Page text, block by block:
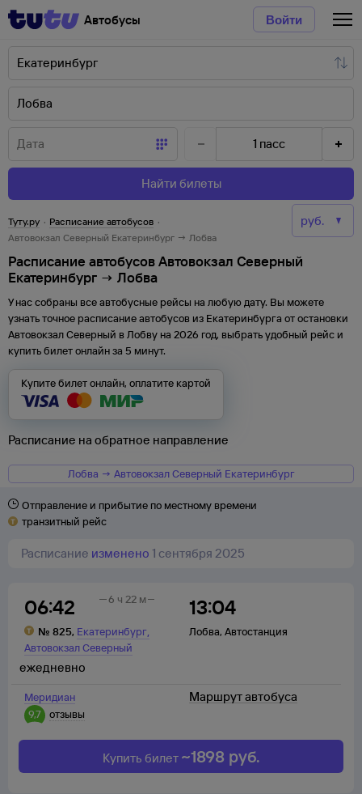
Автобусы Войти
1 пасс
Найти билеты
Туту.ру · Расписание автобусов ·
Автовокзал Северный Екатеринбург → Лобва
Расписание автобусов Автовокзал Северный
Екатеринбург → Лобва
У нас собраны все автобусные рейсы на любую дату. Вы можете
узнать точное расписание автобусов из Екатеринбурга отостановки
Автовокзал Северный в Лобву на 2026 год, выбрать удобный рейс и
купить билет онлайн за 5 минут.
Купите билет онлайн, оплатите картой
Расписание на обратное направление
Лобва → Автовокзал Северный Екатеринбург
Отправление и прибытие по местному времени
транзитный рейс
Расписание изменено 1 сентября 2025
06:42
№ 825, Екатеринбург,
Автовокзал Северный
13:04
Лобва, Автостанция
6 ч 22 м
Меридиан
9,7
отзывы
ежедневно
Маршрут автобуса
Купить билет ~1898 руб.